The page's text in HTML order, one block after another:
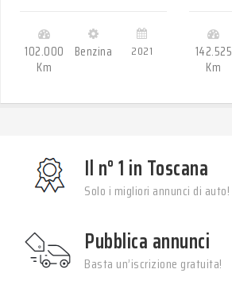
102.000
Km
Benzina 2021
142.525
Km
Il n° 1 in Toscana
Solo i migliori annunci di auto!
Pubblica annunci
Basta un’iscrizione gratuita!